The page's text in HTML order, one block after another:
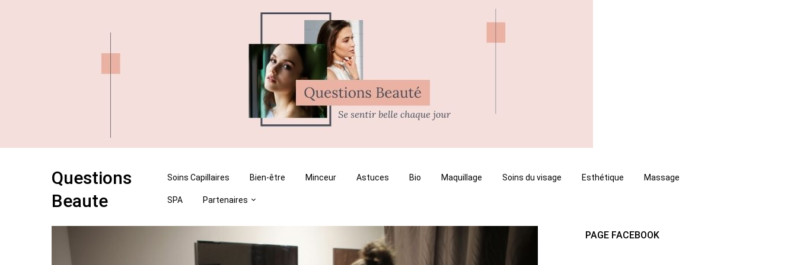
Questions
Beaute
Soins Capillaires Bien-être Minceur Astuces Bio Maquillage Soins du visage Esthétique Massage
SPA Partenaires
PAGE FACEBOOK